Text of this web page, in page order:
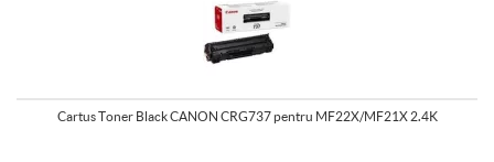
Cartus Toner Black CANON CRG737 pentru MF22X/MF21X 2.4K